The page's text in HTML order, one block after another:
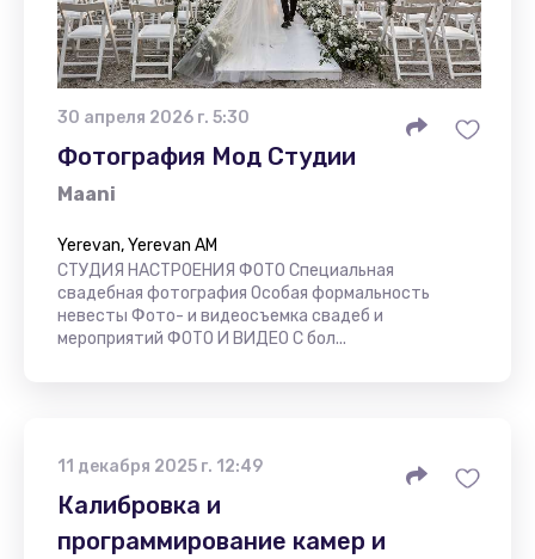
30 апреля 2026 г. 5:30
Фотография Мод Студии
Maani
Yerevan, Yerevan AM
СТУДИЯ НАСТРОЕНИЯ ФОТО Специальная
свадебная фотография Особая формальность
невесты Фото- и видеосъемка свадеб и
мероприятий ФОТО И ВИДЕО С бол...
11 декабря 2025 г. 12:49
Калибровка и
программирование камер и